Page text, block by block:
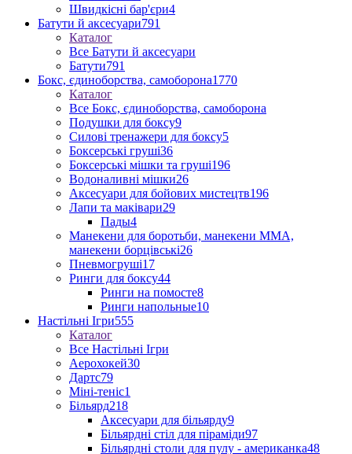
Швидкісні бар'єри4
Батути й аксесуари791
Каталог
Все Батути й аксесуари
Батути791
Бокс, єдиноборства, самоборона1770
Каталог
Все Бокс, єдиноборства, самоборона
Подушки для боксу9
Силові тренажери для боксу5
Боксерські груші36
Боксерські мішки та груші196
Водоналивні мішки26
Аксесуари для бойових мистецтв196
Лапи та маківари29
Пады4
Манекени для боротьби, манекени ММА,
манекени борцівські26
Пневмогруші17
Ринги для боксу44
Ринги на помосте8
Ринги напольные10
Настільні Ігри555
Каталог
Все Настільні Ігри
Аерохокей30
Дартс79
Міні-теніс1
Більярд218
Аксесуари для більярду9
Більярдні стіл для піраміди97
Більярдні столи для пулу - американка48